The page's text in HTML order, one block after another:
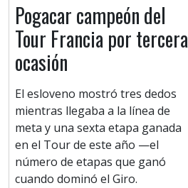
Pogacar campeón del
Tour Francia por tercera
ocasión
El esloveno mostró tres dedos
mientras llegaba a la línea de
meta y una sexta etapa ganada
en el Tour de este año —el
número de etapas que ganó
cuando dominó el Giro.